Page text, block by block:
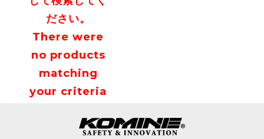
ださい。
There were
no products
matching
your criteria